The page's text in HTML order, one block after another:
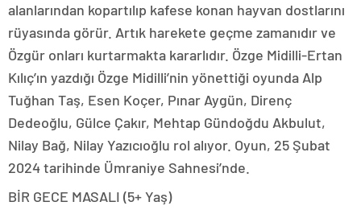
alanlarından kopartılıp kafese konan hayvan dostlarını
rüyasında görür. Artık harekete geçme zamanıdır ve
Özgür onları kurtarmakta kararlıdır. Özge Midilli-Ertan
Kılıç’ın yazdığı Özge Midilli’nin yönettiği oyunda Alp
Tuğhan Taş, Esen Koçer, Pınar Aygün, Direnç
Dedeoğlu, Gülce Çakır, Mehtap Gündoğdu Akbulut,
Nilay Bağ, Nilay Yazıcıoğlu rol alıyor. Oyun, 25 Şubat
2024 tarihinde Ümraniye Sahnesi’nde.
BİR GECE MASALI (5+ Yaş)